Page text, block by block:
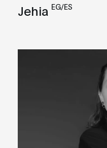
Jehia EG/ES